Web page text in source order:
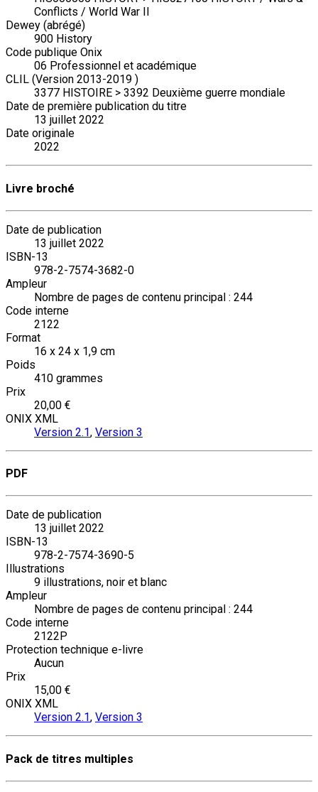
Conflicts / World War II
Dewey (abrégé)
900 History
Code publique Onix
06 Professionnel et académique
CLIL (Version 2013-2019 )
3377 HISTOIRE > 3392 Deuxième guerre mondiale
Date de première publication du titre
13 juillet 2022
Date originale
2022
Livre broché
Date de publication
13 juillet 2022
ISBN-13
978-2-7574-3682-0
Ampleur
Nombre de pages de contenu principal : 244
Code interne
2122
Format
16 x 24 x 1,9 cm
Poids
410 grammes
Prix
20,00 €
ONIX XML
Version 2.1, Version 3
PDF
Date de publication
13 juillet 2022
ISBN-13
978-2-7574-3690-5
Illustrations
9 illustrations, noir et blanc
Ampleur
Nombre de pages de contenu principal : 244
Code interne
2122P
Protection technique e-livre
Aucun
Prix
15,00 €
ONIX XML
Version 2.1, Version 3
Pack de titres multiples